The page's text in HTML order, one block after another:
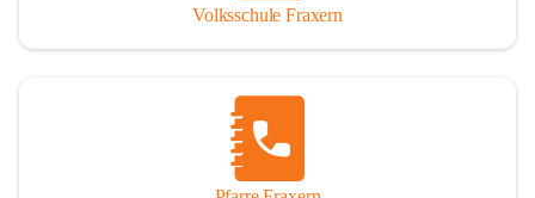
Volksschule Fraxern